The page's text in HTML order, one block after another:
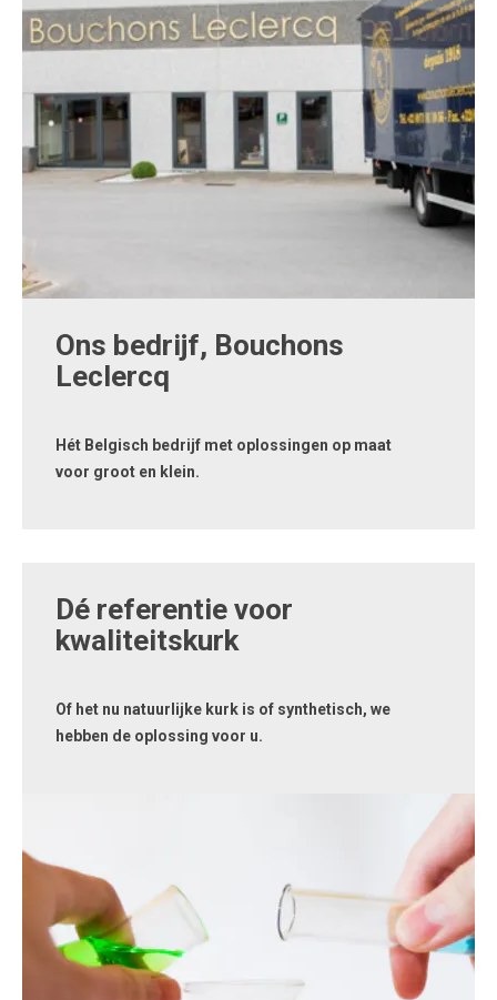
Ons bedrijf, Bouchons
Leclercq
Hét Belgisch bedrijf met oplossingen op maat
voor groot en klein.
Dé referentie voor
kwaliteitskurk
Of het nu natuurlijke kurk is of synthetisch, we
hebben de oplossing voor u.